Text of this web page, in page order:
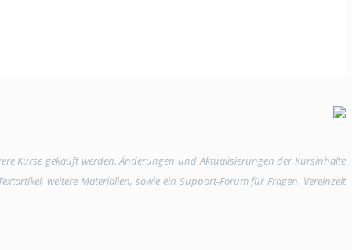
Kurse gekauft werden. Änderungen und Aktualisierungen der Kursinhalte
weitere Materialien, sowie ein Support-Forum für Fragen. Vereinzelt